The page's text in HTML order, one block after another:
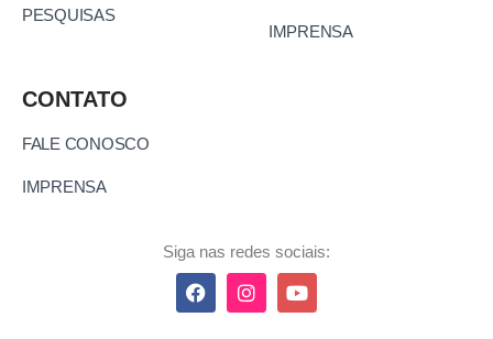
PESQUISAS
IMPRENSA
CONTATO
FALE CONOSCO
IMPRENSA
Siga nas redes sociais: